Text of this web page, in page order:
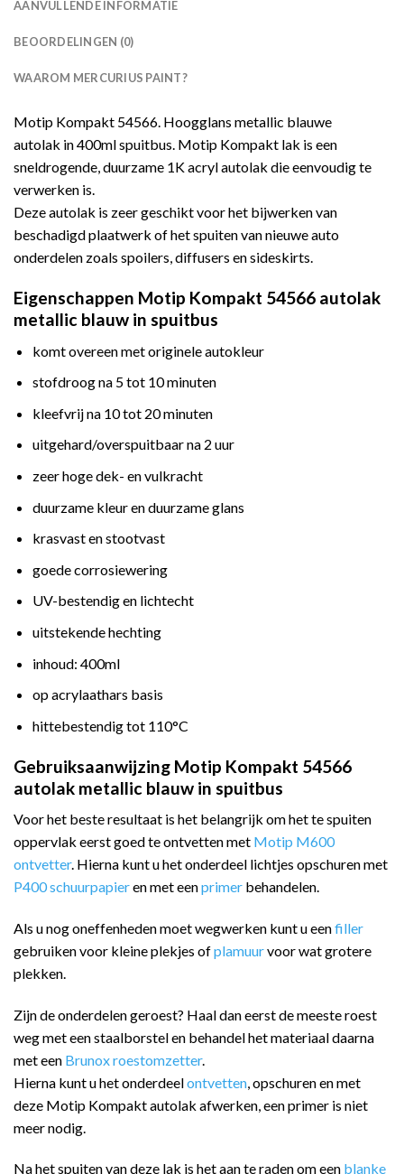
AANVULLENDE INFORMATIE
BEOORDELINGEN (0)
WAAROM MERCURIUS PAINT?
Motip Kompakt 54566. Hoogglans metallic blauwe
autolak in 400ml spuitbus. Motip Kompakt lak is een
sneldrogende, duurzame 1K acryl autolak die eenvoudig te
verwerken is.
Deze autolak is zeer geschikt voor het bijwerken van
beschadigd plaatwerk of het spuiten van nieuwe auto
onderdelen zoals spoilers, diffusers en sideskirts.
Eigenschappen Motip Kompakt 54566 autolak
metallic blauw in spuitbus
komt overeen met originele autokleur
stofdroog na 5 tot 10 minuten
kleefvrij na 10 tot 20 minuten
uitgehard/overspuitbaar na 2 uur
zeer hoge dek- en vulkracht
duurzame kleur en duurzame glans
krasvast en stootvast
goede corrosiewering
UV-bestendig en lichtecht
uitstekende hechting
inhoud: 400ml
op acrylaathars basis
hittebestendig tot 110°C
Gebruiksaanwijzing Motip Kompakt 54566
autolak metallic blauw in spuitbus
Voor het beste resultaat is het belangrijk om het te spuiten
oppervlak eerst goed te ontvetten met Motip M600
ontvetter. Hierna kunt u het onderdeel lichtjes opschuren met
P400 schuurpapieren met eenprimer behandelen.
Als u nog oneffenheden moet wegwerken kunt u eenfiller
gebruiken voor kleine plekjes ofplamuurvoor wat grotere
plekken.
Zijn de onderdelen geroest? Haal dan eerst de meeste roest
weg met een staalborstel en behandel het materiaal daarna
met een Brunox roestomzetter.
Hierna kunt u het onderdeelontvetten , opschuren en met
deze Motip Kompakt autolak afwerken, een primer is niet
meer nodig.
Na het spuiten van deze lak is het aan te raden om een blanke